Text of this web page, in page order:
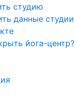
студию
данные студии
йога-центр?